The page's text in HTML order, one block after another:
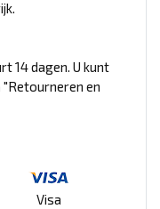
14 dagen. U kunt
"Retourneren en
Visa